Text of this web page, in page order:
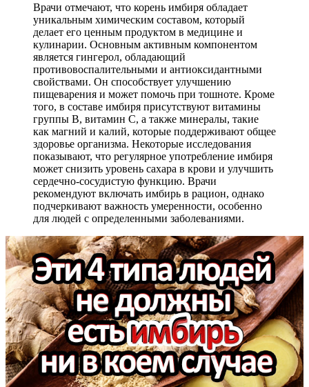
Врачи отмечают, что корень имбиря обладает
уникальным химическим составом, который
делает его ценным продуктом в медицине и
кулинарии. Основным активным компонентом
является гингерол, обладающий
противовоспалительными и антиоксидантными
свойствами. Он способствует улучшению
пищеварения и может помочь при тошноте. Кроме
того, в составе имбиря присутствуют витамины
группы B, витамин C, а также минералы, такие
как магний и калий, которые поддерживают общее
здоровье организма. Некоторые исследования
показывают, что регулярное употребление имбиря
может снизить уровень сахара в крови и улучшить
сердечно-сосудистую функцию. Врачи
рекомендуют включать имбирь в рацион, однако
подчеркивают важность умеренности, особенно
для людей с определенными заболеваниями.